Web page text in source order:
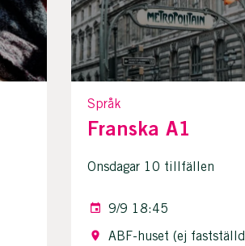
Språk
Franska A1
Onsdagar 10 tillfällen
9/9 18:45
ABF-huset (ej fastställd